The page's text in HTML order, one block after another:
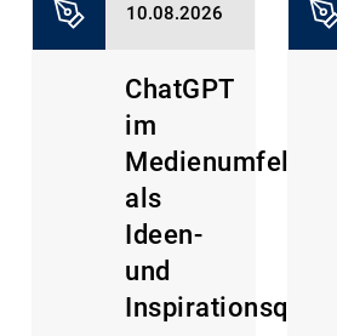
10.08.2026
ChatGPT
im
Medienumfeld
als
Ideen-
und
Inspirationsquelle